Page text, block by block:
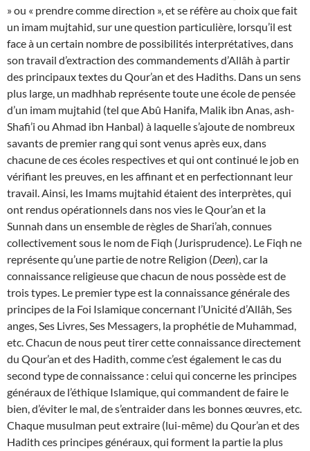
» ou « prendre comme direction », et se réfère au choix que fait
un imam mujtahid, sur une question particulière, lorsqu’il est
face à un certain nombre de possibilités interprétatives, dans
son travail d’extraction des commandements d’Allâh à partir
des principaux textes du Qour’an et des Hadiths. Dans un sens
plus large, un madhhab représente toute une école de pensée
d’un imam mujtahid (tel que Abû Hanifa, Malik ibn Anas, ash-
Shafi’i ou Ahmad ibn Hanbal) à laquelle s’ajoute de nombreux
savants de premier rang qui sont venus après eux, dans
chacune de ces écoles respectives et qui ont continué le job en
vérifiant les preuves, en les affinant et en perfectionnant leur
travail. Ainsi, les Imams mujtahid étaient des interprètes, qui
ont rendus opérationnels dans nos vies le Qour’an et la
Sunnah dans un ensemble de règles de Shari’ah, connues
collectivement sous le nom de Fiqh (Jurisprudence). Le Fiqh ne
représente qu’une partie de notre Religion (Deen), car la
connaissance religieuse que chacun de nous possède est de
trois types. Le premier type est la connaissance générale des
principes de la Foi Islamique concernant l’Unicité d’Allâh, Ses
anges, Ses Livres, Ses Messagers, la prophétie de Muhammad,
etc. Chacun de nous peut tirer cette connaissance directement
du Qour’an et des Hadith, comme c’est également le cas du
second type de connaissance : celui qui concerne les principes
généraux de l’éthique Islamique, qui commandent de faire le
bien, d’éviter le mal, de s’entraider dans les bonnes œuvres, etc.
Chaque musulman peut extraire (lui-même) du Qour’an et des
Hadith ces principes généraux, qui forment la partie la plus